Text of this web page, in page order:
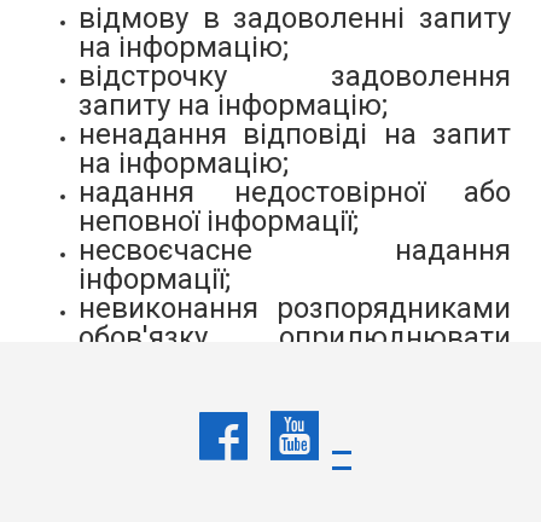
відмову в задоволенні запиту
на інформацію;
відстрочку задоволення
запиту на інформацію;
ненадання відповіді на запит
на інформацію;
надання недостовірної або
неповної інформації;
несвоєчасне надання
інформації;
невиконання розпорядниками
обов'язку оприлюднювати
доступ до публічної
інформації";